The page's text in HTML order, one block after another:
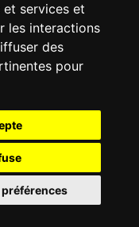
services et
les interactions
des
pour
ELM2M
- 7500W -